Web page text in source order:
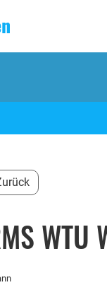
WTU